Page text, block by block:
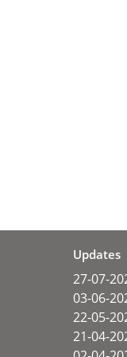
Updates
27-07-
03-06-
22-05-
21-04-